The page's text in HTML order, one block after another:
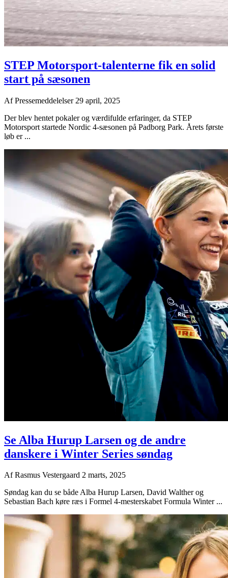
STEP Motorsport-talenterne fik en solid
start på sæsonen
AfPressemeddelelser 29 april, 2025
Der blev hentet pokaler og værdifulde erfaringer, da STEP
Motorsport startede Nordic 4-sæsonen på Padborg Park. Årets første
løb er ...
Se Alba Hurup Larsen og de andre
danskere i Winter Series søndag
AfRasmus Vestergaard 2 marts, 2025
Søndag kan du se både Alba Hurup Larsen, David Walther og
Sebastian Bach køre ræs i Formel 4-mesterskabet Formula Winter ...